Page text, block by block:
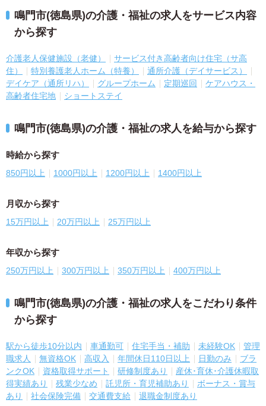
鳴門市(徳島県)の介護・福祉の求人をサービス内容
から探す
介護老人保健施設（老健）
サービス付き高齢者向け住宅（サ高
住）
特別養護老人ホーム（特養）
通所介護（デイサービス）
デイケア（通所リハ）
グループホーム 定期巡回
ケアハウス・
高齢者住宅地
ショートステイ
鳴門市(徳島県)の介護・福祉の求人を給与から探す
時給から探す
850円以上 1000円以上 1200円以上 1400円以上
月収から探す
15万円以上 20万円以上 25万円以上
年収から探す
250万円以上 300万円以上 350万円以上 400万円以上
鳴門市(徳島県)の介護・福祉の求人をこだわり条件
から探す
駅から徒歩10分以内 車通勤可 住宅手当・補助 未経験OK
管理
職求人
無資格OK 高収入 年間休日110日以上 日勤のみ
ブラ
ンクOK
資格取得サポート 研修制度あり
産休･育休･介護休暇取
得実績あり
残業少なめ 託児所・育児補助あり
ボーナス・賞与
あり
社会保険完備 交通費支給 退職金制度あり